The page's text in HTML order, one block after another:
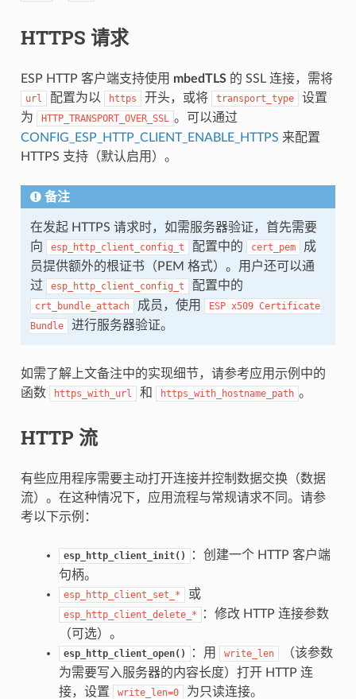
HTTPS 请求
ESP HTTP 客户端支持使用 mbedTLS的 SSL 连接，需将
url 配置为以 https 开头，或将 transport_type
设置
为
HTTP_TRANSPORT_OVER_SSL 。可以通过
CONFIG_ESP_HTTP_CLIENT_ENABLE_HTTPS 来配置
HTTPS 支持（默认启用）。
备注
在发起 HTTPS 请求时，如需服务器验证，首先需要
向
esp_http_client_config_t 配置中的 cert_pem
成
员提供额外的根证书（PEM 格式）。用户还可以通
过
esp_http_client_config_t 配置中的
crt_bundle_attach 成员，使用 ESP x509 Certificate
Bundle
进行服务器验证。
如需了解上文备注中的实现细节，请参考应用示例中的
函数
https_with_url 和 https_with_hostname_path 。
HTTP 流
有些应用程序需要主动打开连接并控制数据交换（数据
流）。在这种情况下，应用流程与常规请求不同。请参
考以下示例：
esp_http_client_init()
：创建一个 HTTP 客户端
句柄。
esp_http_client_set_* 或
esp_http_client_delete_*
：修改 HTTP 连接参数
（可选）。
esp_http_client_open() ：用 write_len
（该参数
为需要写入服务器的内容长度）打开 HTTP 连
接，设置
write_len=0 为只读连接。